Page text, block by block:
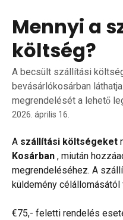
Mennyi a
költség?
A becsült szállítási
bevásárlókosárban
megrendelését a lehető
2026. április 16.
A szállítási költségeket
Kosárban , miután
megrendeléséhez. A
küldemény célállomásától
€75,- feletti rendelés